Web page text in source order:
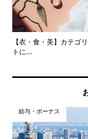
【衣・食・美】カテ
トに...
給与・ボーナス